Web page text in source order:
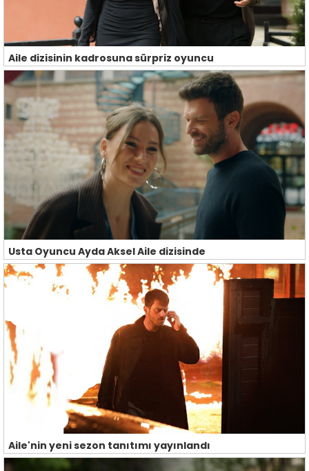
Aile dizisinin kadrosuna sürpriz oyuncu
Usta Oyuncu Ayda Aksel Aile dizisinde
Aile'nin yeni sezon tanıtımı yayınlandı